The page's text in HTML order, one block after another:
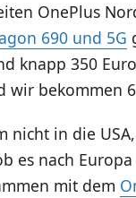
OnePlus
690 und 5G
knapp 350
bekommen 6
nicht in die
es nach
mit dem